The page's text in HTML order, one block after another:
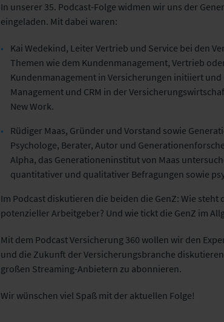
In unserer 35. Podcast-Folge widmen wir uns der
eingeladen. Mit dabei waren:
Kai Wedekind, Leiter Vertrieb und Service bei den
Themen wie dem Kundenmanagement, Vertrieb
Kundenmanagement in Versicherungen initiiert
Management und CRM in der
New Work.
Rüdiger Maas, Gründer und Vorstand sowie
Psychologe, Berater, Autor und
Alpha, das Generationeninstitut von Maas
quantitativer und qualitativer Befragungen sowie
​Im Podcast diskutieren die beiden die GenZ: Wie
potenzieller Arbeitgeber? Und wie tickt die GenZ im
Mit dem Podcast Versicherung 360 wollen wir den
und die Zukunft der Versicherungsbranche
großen Streaming-Anbietern zu abonnieren.
Wir wünschen viel Spaß mit der aktuellen Folge!